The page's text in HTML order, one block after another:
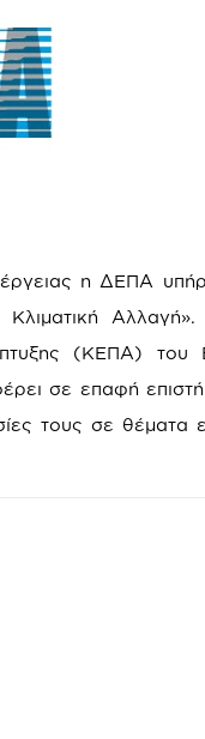
η ΔΕΠΑ
(ΚΕΠΑ) του
σε επαφή
τους σε θέματα